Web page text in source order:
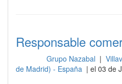
Responsable
Grupo Nazabal |
de Madrid) - España | el 03 de